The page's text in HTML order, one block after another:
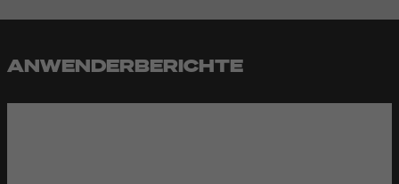
ANWENDERBERICHTE